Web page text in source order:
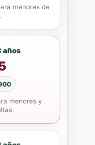
menores de
años
menores y